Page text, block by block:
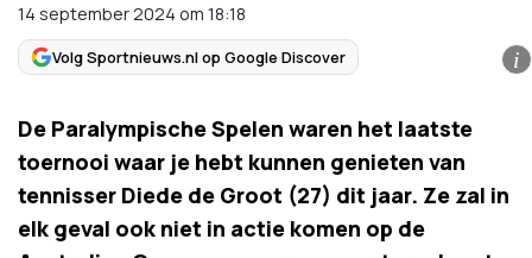
14 september 2024 om 18:18
Volg Sportnieuws.nl op Google Discover i
De Paralympische Spelen waren het laatste
toernooi waar je hebt kunnen genieten van
tennisser Diede de Groot (27) dit jaar. Ze zal in
elk geval ook niet in actie komen op de